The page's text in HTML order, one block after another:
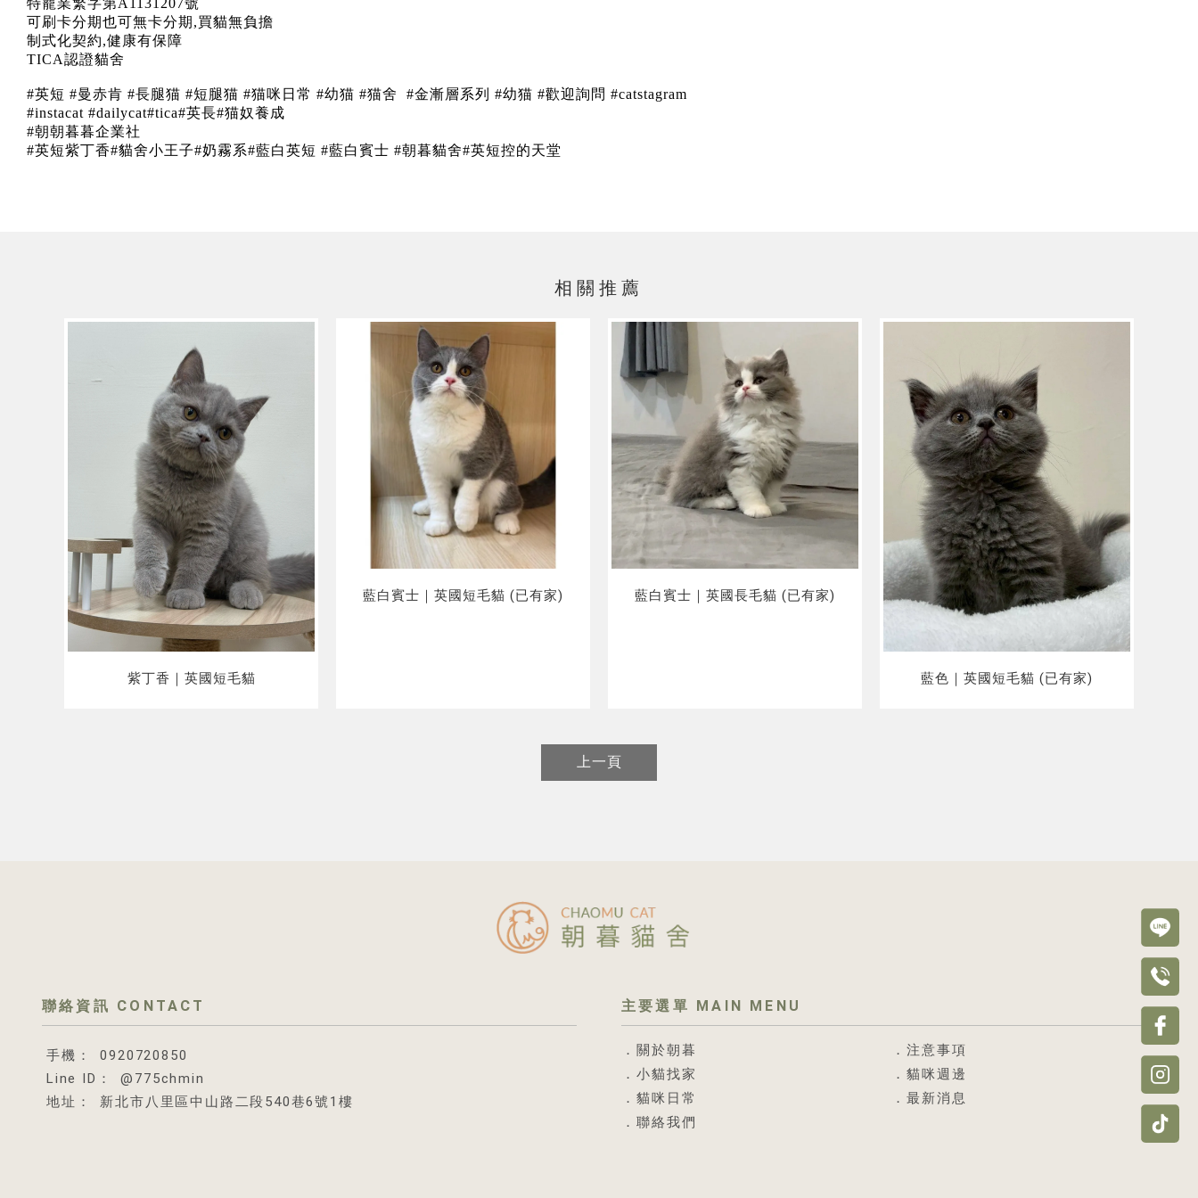
特寵業繁字第A1131207號
可刷卡分期也可無卡分期,買貓無負擔
制式化契約,健康有保障
TICA認證貓舍
#英短 #曼赤肯 #長腿猫 #短腿猫 #猫咪日常 #幼猫 #猫舍 #金漸層系列 #幼猫 #歡迎詢問 #catstagram
#instacat #dailycat#tica#英長#猫奴養成
#朝朝暮暮企業社
#英短紫丁香#貓舍小王子#奶霧系#藍白英短 #藍白賓士 #朝暮貓舍#英短控的天堂
紫丁香｜英國短毛貓
藍白賓士｜英國短毛貓 (已有家) 藍白賓士｜英國長毛貓 (已有家)
藍色｜英國短毛貓 (已有家)
上一頁
@775chmin
0920720850
新北市八里區中山路二段540巷6號1樓
關於朝暮
注意事項
小貓找家
貓咪週邊
貓咪日常
最新消息
聯絡我們